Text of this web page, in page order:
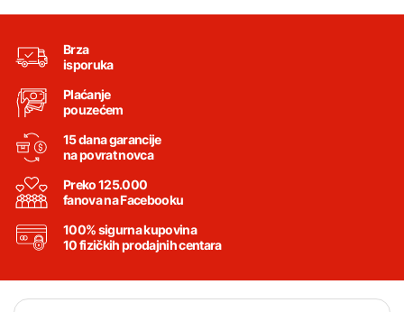
Brza
isporuka
Plaćanje
pouzećem
15 dana garancije
na povrat novca
Preko 125.000
fanova na Facebooku
100% sigurna kupovina
10 fizičkih prodajnih centara